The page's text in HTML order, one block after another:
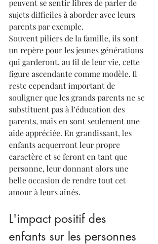
peuvent se sentir libres de parler de
sujets difficiles à aborder avec leurs
parents par exemple.
Souvent piliers de la famille, ils sont
un repère pour les jeunes générations
qui garderont, au fil de leur vie, cette
figure ascendante comme modèle. Il
reste cependant important de
souligner que les grands parents ne se
substituent pas à l’éducation des
parents, mais en sont seulement une
aide appréciée. En grandissant, les
enfants acquerront leur propre
caractère et se feront en tant que
personne, leur donnant alors une
belle occasion de rendre tout cet
amour à leurs aînés.
L'impact positif des
enfants sur les personnes